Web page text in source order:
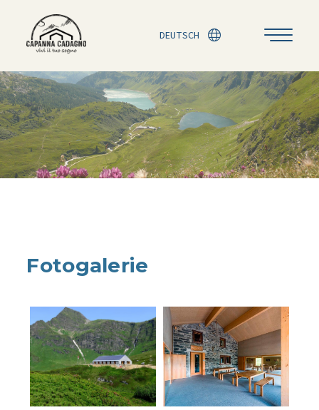
DEUTSCH
Fotogalerie